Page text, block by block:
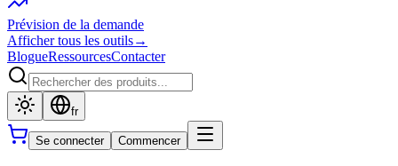
Prévision de la demande
Afficher tous les outils→
BlogueRessourcesContacter
fr
Se connecter Commencer